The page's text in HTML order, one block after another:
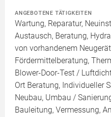
ANGEBOTENE TÄTIGKEITEN
Wartung, Reparatur,
Austausch, Beratung,
von vorhandenem
Fördermittelberatung,
Blower-Door-Test /
Ort Beratung, Individueller
Neubau, Umbau /
Bauleitung, Vermessung,